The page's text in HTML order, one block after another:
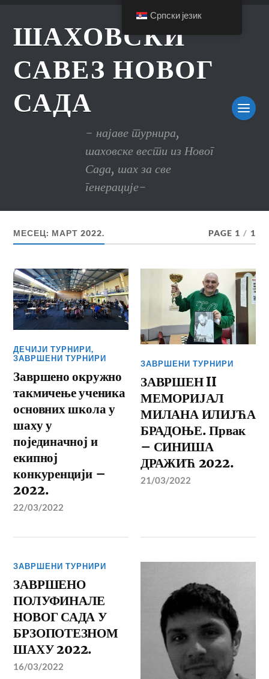
ШАХОВСКИ
САВЕЗ НОВОГ
САДА
- најаве турнира,
шаховске вести из Новог
Сада, шах за све
генерације-
МЕСЕЦ: МАРТ 2022. PAGE 1 / 1
ДЕЧИЈИ ТУРНИРИ,
ЗАВРШЕНИ ТУРНИРИ
Завршено окружно
такмичење ученика
основних школа у
шаху у
појединачној и
екипној
конкуренцији –
2022.
22/03/2022
ЗАВРШЕНИ ТУРНИРИ
ЗАВРШЕН II
МЕМОРИЈАЛ
МИЛАНА ИЛИЈЋА
БРАДОЊЕ. Првак
– СИНИША
ДРАЖИЋ 2022.
21/03/2022
ЗАВРШЕНИ ТУРНИРИ
ЗАВРШЕНО
ПОЛУФИНАЛЕ
НОВОГ САДА У
БРЗОПОТЕЗНОМ
ШАХУ 2022.
16/03/2022
Српски језик